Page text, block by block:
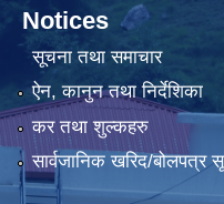
Notices
सूचना तथा समाचार
ऐन, कानुन तथा निर्देशिका
कर तथा शुल्कहरु
सार्वजानिक खरिद/बोलपत्र